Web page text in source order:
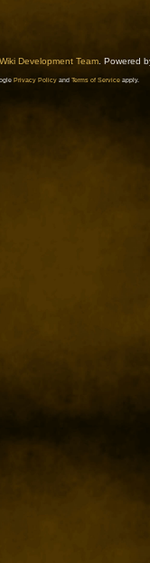
Development Team. Powered
Privacy Policyand Terms of Serviceapply.